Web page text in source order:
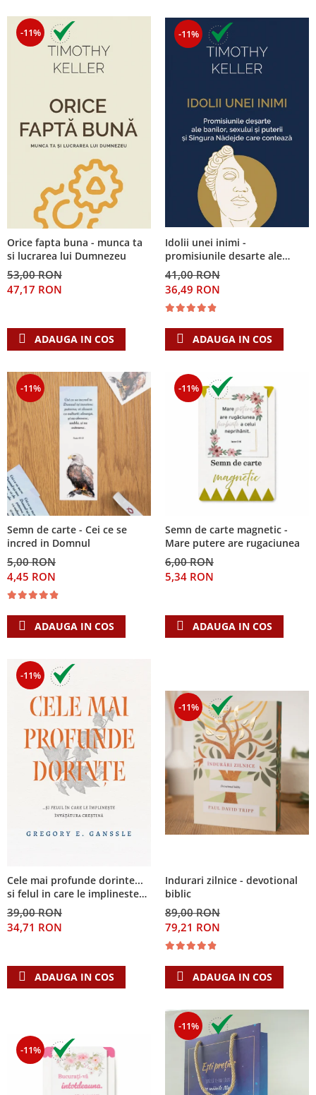
-11%
Orice fapta buna - munca ta
si lucrarea lui Dumnezeu
53,00 RON
47,17 RON
ADAUGA IN COS
-11%
Idolii unei inimi -
promisiunile desarte ale
banilor, sexului si puterii si
Singura Nadejde care
conteaza
41,00 RON
36,49 RON
ADAUGA IN COS
-11%
Semn de carte - Cei ce se
incred in Domnul
5,00 RON
4,45 RON
ADAUGA IN COS
-11%
Semn de carte magnetic -
Mare putere are rugaciunea
6,00 RON
5,34 RON
ADAUGA IN COS
-11%
Cele mai profunde dorinte...
si felul in care le implineste
invatatura crestina
39,00 RON
34,71 RON
ADAUGA IN COS
-11%
Indurari zilnice - devotional
biblic
89,00 RON
79,21 RON
ADAUGA IN COS
-11%
-11%